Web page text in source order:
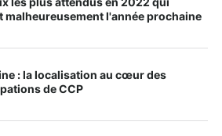
les plus attendus en 2022 qui
malheureusement l'année prochaine
: la localisation au cœur des
de CCP